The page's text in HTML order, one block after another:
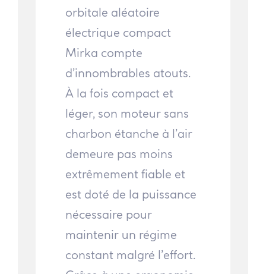
orbitale aléatoire
électrique compact
Mirka compte
d’innombrables atouts.
À la fois compact et
léger, son moteur sans
charbon étanche à l’air
demeure pas moins
extrêmement fiable et
est doté de la puissance
nécessaire pour
maintenir un régime
constant malgré l’effort.